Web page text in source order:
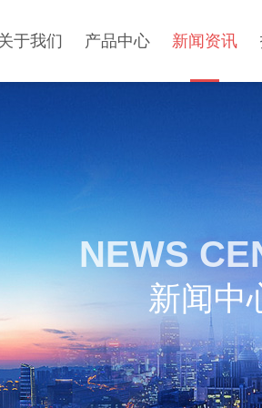
于我们 产品中心 新闻资讯
NEWS
新闻中